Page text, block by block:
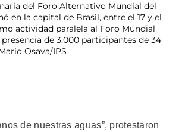
del Foro Alternativo Mundial del
en la capital de Brasil, entre el 17 y el
actividad paralela al Foro Mundial
de 3.000 participantes de 34
Osava/IPS
de nuestras aguas”, protestaron